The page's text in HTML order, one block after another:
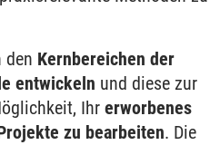
den Kernbereichen der
entwickeln und diese zur
Ihrerworbenes
zu bearbeiten. Die